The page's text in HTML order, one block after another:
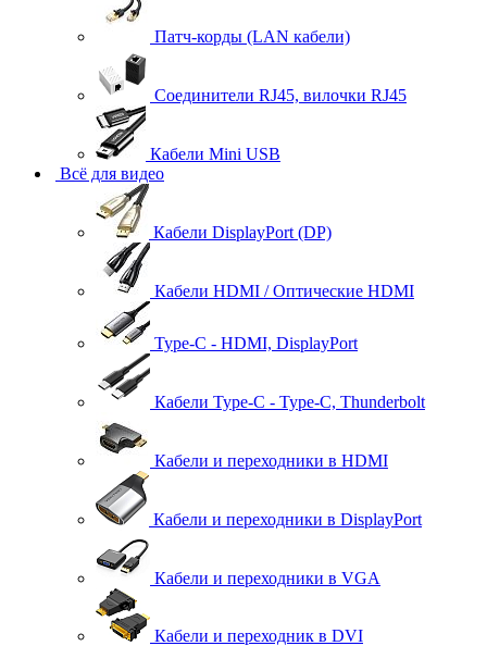
Патч-корды (LAN кабели)
Соединители RJ45, вилочки RJ45
Кабели Mini USB
Всё для видео
Кабели DisplayPort (DP)
Кабели HDMI / Оптические HDMI
Type-C - HDMI, DisplayPort
Кабели Type-C - Type-C, Thunderbolt
Кабели и переходники в HDMI
Кабели и переходники в DisplayPort
Кабели и переходники в VGA
Кабели и переходник в DVI